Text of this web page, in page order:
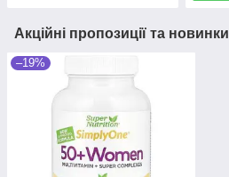
Акційні пропозиції та новинки
–19%